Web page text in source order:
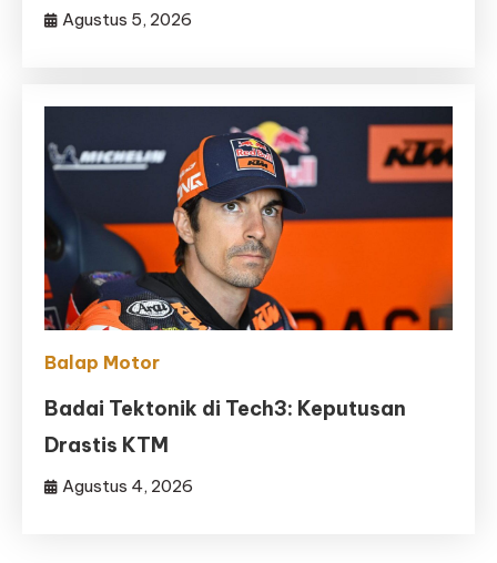
Agustus 5, 2026
Balap Motor
Badai Tektonik di Tech3: Keputusan
Drastis KTM
Agustus 4, 2026